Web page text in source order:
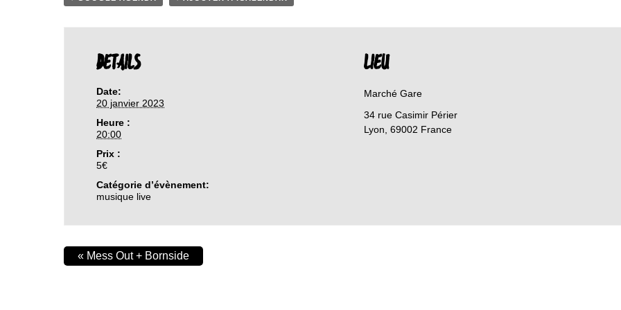
DETAILS
Date:
20 janvier 2023
Heure :
20:00
Prix :
5€
Catégorie d’évènement:
musique live
LIEU
Marché Gare
34 rue Casimir Périer
Lyon 69002 France
« Mess Out + Bornside